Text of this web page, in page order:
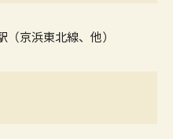
京浜東北線、他）